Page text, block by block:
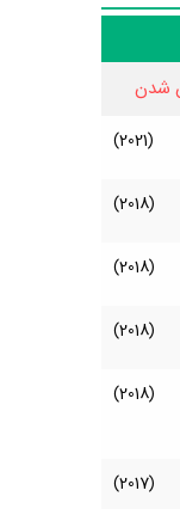
شدن
(2021)
(2018)
(2018)
(2018)
(2018)
(2017)